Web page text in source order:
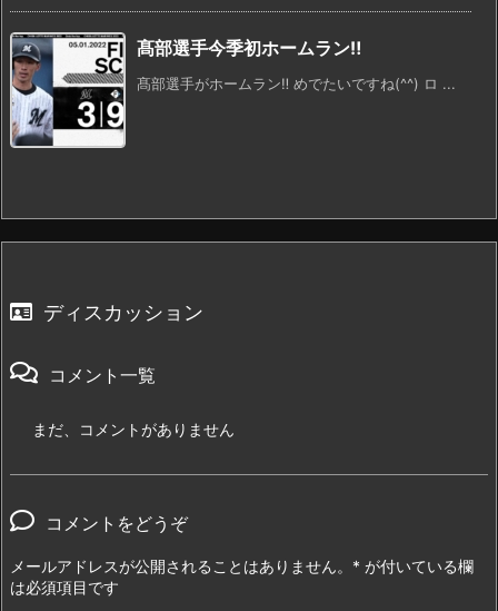
髙部選手今季初ホームラン‼️
髙部選手がホームラン‼️ めでたいですね(^^) ロ ...
ディスカッション
コメント一覧
まだ、コメントがありません
コメントをどうぞ
メールアドレスが公開されることはありません。 * が付いている欄
は必須項目です